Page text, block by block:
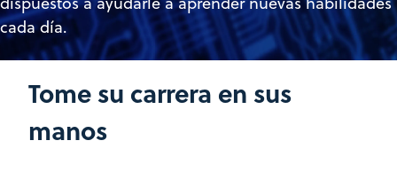
cada día.
Tome su carrera en sus
manos